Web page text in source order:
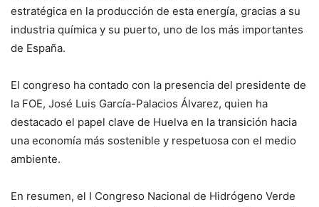
estratégica en la producción de esta energía, gracias a su
industria química y su puerto, uno de los más importantes
de España.
El congreso ha contado con la presencia del presidente de
la FOE, José Luis García-Palacios Álvarez, quien ha
destacado el papel clave de Huelva en la transición hacia
una economía más sostenible y respetuosa con el medio
ambiente.
En resumen, el I Congreso Nacional de Hidrógeno Verde